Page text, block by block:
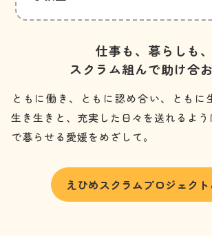
仕事も、暮らしも、
スクラム組んで助け合
ともに働き、ともに認め合い、ともに
生き生きと、充実した日々を送れるよう
で暮らせる愛媛をめざして。
えひめスクラムプロジェクト